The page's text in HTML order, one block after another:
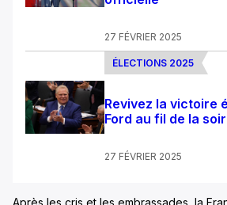
27 FÉVRIER 2025
ÉLECTIONS 2025
Revivez la victoire
Ford au fil de la
27 FÉVRIER 2025
Après les cris et les embrassades, la